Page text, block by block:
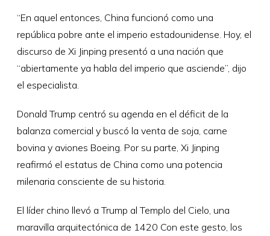
“En aquel entonces, China funcionó como una
república pobre ante el imperio estadounidense. Hoy, el
discurso de Xi Jinping presentó a una nación que
“abiertamente ya habla del imperio que asciende”, dijo
el especialista.
Donald Trump centró su agenda en el déficit de la
balanza comercial y buscó la venta de soja, carne
bovina y aviones Boeing. Por su parte, Xi Jinping
reafirmó el estatus de China como una potencia
milenaria consciente de su historia.
El líder chino llevó a Trump al Templo del Cielo, una
maravilla arquitectónica de 1420 Con este gesto, los